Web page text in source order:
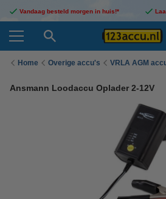
Vandaag besteld morgen in huis!*
Home Overige accu's VRLA AGM
Ansmann Loodaccu Oplader 2-12V